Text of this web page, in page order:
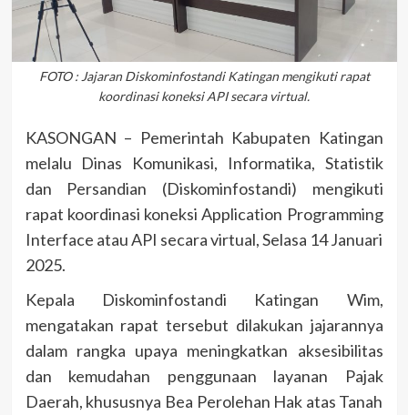
FOTO : Jajaran Diskominfostandi Katingan mengikuti rapat
koordinasi koneksi API secara virtual.
KASONGAN – Pemerintah Kabupaten Katingan
melalu Dinas Komunikasi, Informatika, Statistik
dan Persandian (Diskominfostandi) mengikuti
rapat koordinasi koneksi Application Programming
Interface atau API secara virtual, Selasa 14 Januari
2025.
Kepala Diskominfostandi Katingan Wim,
mengatakan rapat tersebut dilakukan jajarannya
dalam rangka upaya meningkatkan aksesibilitas
dan kemudahan penggunaan layanan Pajak
Daerah, khususnya Bea Perolehan Hak atas Tanah